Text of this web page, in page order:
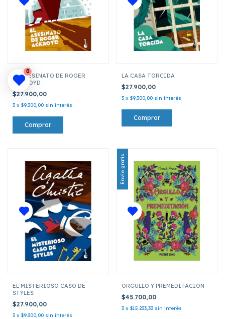
EL ASESINATO DE ROGER
ACKROYD
$27.900,00
3 x $9.300,00 sin interés
LA CASA TORCIDA
$27.900,00
3 x $9.300,00 sin interés
EL MISTERIOSO CASO DE
STYLES
$27.900,00
3 x $9.300,00 sin interés
Envío gratis
ORGULLO Y PREMEDITACION
$45.700,00
3 x $15.233,33 sin interés
0